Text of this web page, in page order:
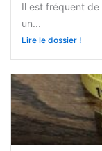
Il est fréquent
un...
Lire le dossier !